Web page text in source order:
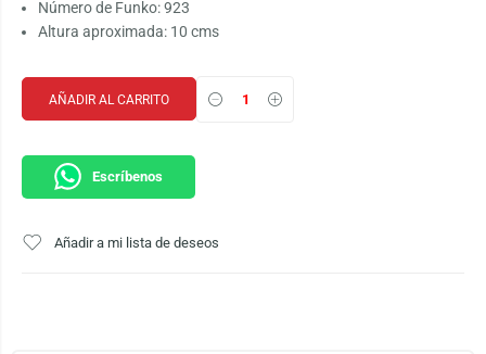
Número de Funko: 923
Altura aproximada: 10 cms
AÑADIR AL CARRITO
Escríbenos
Añadir a mi lista de deseos